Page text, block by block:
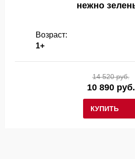
нежно
Возраст:
1+
КУПИТЬ
14 520 руб.
10 890 руб.